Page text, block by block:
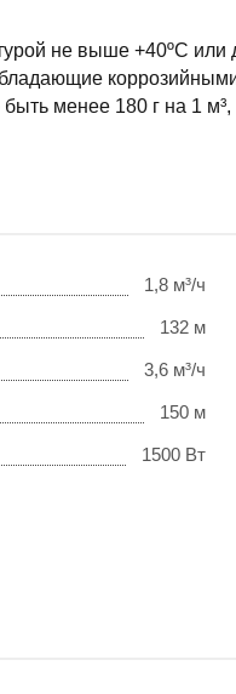
не выше +40ºС или
менее 180 г на 1
1,8 м³/ч
132 м
3,6 м³/ч
150 м
1500 Вт